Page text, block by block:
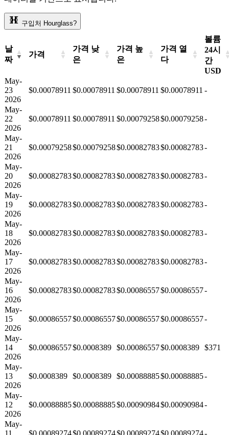
구입처 Hourglass?
날
짜
가격
가격 낮
은
가격 높
은
가격 열
다
볼륨
24시
간
USD
May-
23
2026
$0.00078911 $0.00078911 $0.00078911 $0.00078911 -
May-
22
2026
$0.00078911 $0.00078911 $0.00079258$0.00079258-
May-
21
2026
$0.00079258$0.00079258$0.00082783$0.00082783-
May-
20
2026
$0.00082783$0.00082783$0.00082783$0.00082783-
May-
19
2026
$0.00082783$0.00082783$0.00082783$0.00082783-
May-
18
2026
$0.00082783$0.00082783$0.00082783$0.00082783-
May-
17
2026
$0.00082783$0.00082783$0.00082783$0.00082783-
May-
16
2026
$0.00082783$0.00082783$0.00086557$0.00086557-
May-
15
2026
$0.00086557$0.00086557$0.00086557$0.00086557-
May-
14
2026
$0.00086557$0.0008389 $0.00086557$0.0008389 $371
May-
13
2026
$0.0008389 $0.0008389 $0.00088885$0.00088885-
May-
12
2026
$0.00088885$0.00088885$0.00090984$0.00090984-
May-
11
$0.00089274$0.00089274$0.00089274$0.00089274-